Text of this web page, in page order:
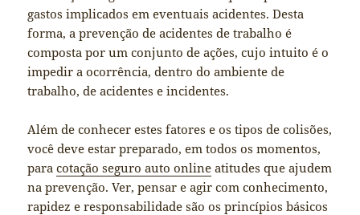
gastos implicados em eventuais acidentes. Desta
forma, a prevenção de acidentes de trabalho é
composta por um conjunto de ações, cujo intuito é o
impedir a ocorrência, dentro do ambiente de
trabalho, de acidentes e incidentes.
Além de conhecer estes fatores e os tipos de colisões,
você deve estar preparado, em todos os momentos,
paracotação seguro auto online atitudes que ajudem
na prevenção. Ver, pensar e agir com conhecimento,
rapidez e responsabilidade são os princípios básicos